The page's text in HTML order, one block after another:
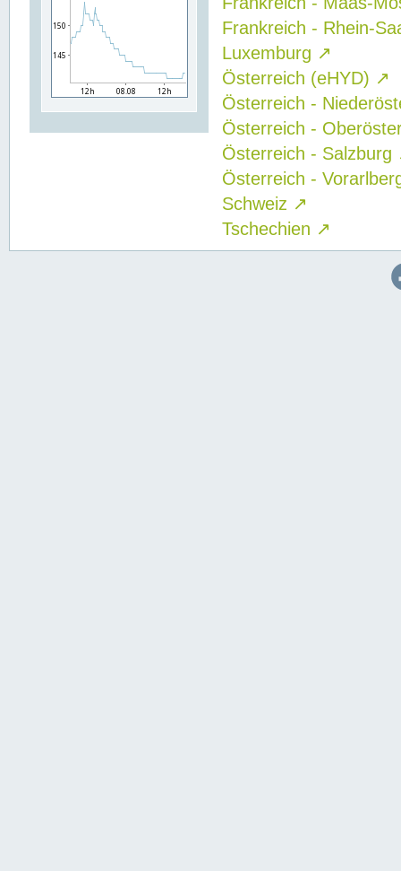
Frankreich - Rhein-
Luxemburg ↗
Österreich (eHYD) ↗
Österreich -
Österreich -
Österreich - Salzburg
Österreich -
Schweiz ↗
Tschechien ↗